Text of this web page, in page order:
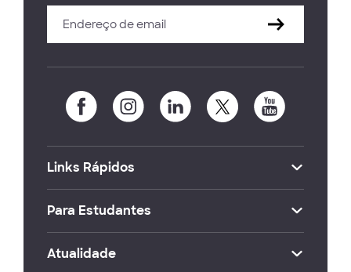
Links Rápidos
Para Estudantes
Atualidade